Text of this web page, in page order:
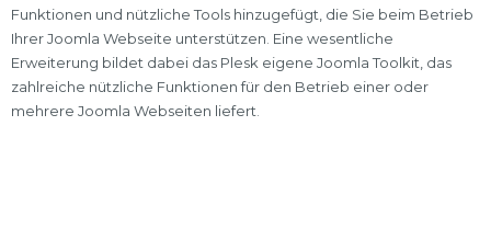
Funktionen und nützliche Tools hinzugefügt, die Sie beim Betrieb
Ihrer Joomla Webseite unterstützen. Eine wesentliche
Erweiterung bildet dabei das Plesk eigene Joomla Toolkit, das
zahlreiche nützliche Funktionen für den Betrieb einer oder
mehrere Joomla Webseiten liefert.